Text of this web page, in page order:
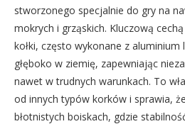
stworzonego specjalnie do gry na
mokrych i grząskich. Kluczową
kołki, często wykonane z
głęboko w ziemię, zapewniając
nawet w trudnych warunkach. To
od innych typów korków i sprawia,
błotnistych boiskach, gdzie